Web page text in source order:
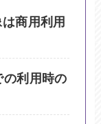
商用利用
利用時の